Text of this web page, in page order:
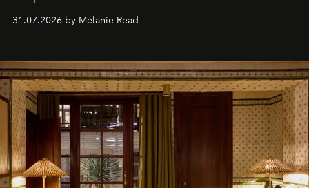
31.07.2026 by Mélanie Read